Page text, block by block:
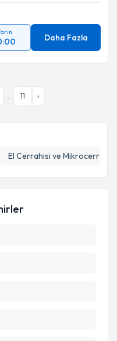
El Cerrahisi ve Mikrocerrahi
Daha Fazla
... 11 ›